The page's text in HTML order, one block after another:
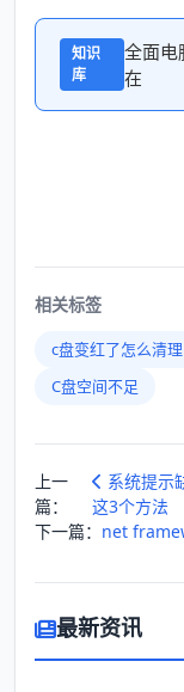
知识
库
全面电
在
相关标签
c盘变红了怎么清理
C盘空间不足
上一
篇：
系统提示
这3个方法
下一篇： net
最新资讯